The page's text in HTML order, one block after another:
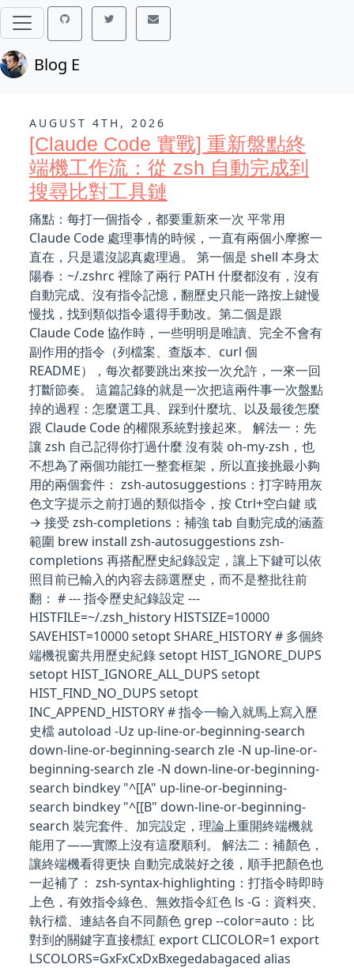
Blog E
AUGUST 4TH, 2026
[Claude Code 實戰] 重新盤點終
端機工作流：從 zsh 自動完成到
搜尋比對工具鏈
痛點：每打一個指令，都要重新來一次 平常用
Claude Code 處理事情的時候，一直有兩個小摩擦一
直在，只是還沒認真處理過。 第一個是 shell 本身太
陽春：~/.zshrc 裡除了兩行 PATH 什麼都沒有，沒有
自動完成、沒有指令記憶，翻歷史只能一路按上鍵慢
慢找，找到類似指令還得手動改。第二個是跟
Claude Code 協作時，一些明明是唯讀、完全不會有
副作用的指令（列檔案、查版本、curl 個
README），每次都要跳出來按一次允許，一來一回
打斷節奏。 這篇記錄的就是一次把這兩件事一次盤點
掉的過程：怎麼選工具、踩到什麼坑、以及最後怎麼
跟 Claude Code 的權限系統對接起來。 解法一：先
讓 zsh 自己記得你打過什麼 沒有裝 oh-my-zsh，也
不想為了兩個功能扛一整套框架，所以直接挑最小夠
用的兩個套件： zsh-autosuggestions：打字時用灰
色文字提示之前打過的類似指令，按 Ctrl+空白鍵 或
→ 接受 zsh-completions：補強 tab 自動完成的涵蓋
範圍 brew install zsh-autosuggestions zsh-
completions 再搭配歷史紀錄設定，讓上下鍵可以依
照目前已輸入的內容去篩選歷史，而不是整批往前
翻： # --- 指令歷史紀錄設定 ---
HISTFILE=~/.zsh_history HISTSIZE=10000
SAVEHIST=10000 setopt SHARE_HISTORY # 多個終
端機視窗共用歷史紀錄 setopt HIST_IGNORE_DUPS
setopt HIST_IGNORE_ALL_DUPS setopt
HIST_FIND_NO_DUPS setopt
INC_APPEND_HISTORY # 指令一輸入就馬上寫入歷
史檔 autoload -Uz up-line-or-beginning-search
down-line-or-beginning-search zle -N up-line-or-
beginning-search zle -N down-line-or-beginning-
search bindkey "^[[A" up-line-or-beginning-
search bindkey "^[[B" down-line-or-beginning-
search 裝完套件、加完設定，理論上重開終端機就
能用了——實際上沒有這麼順利。 解法二：補顏色，
讓終端機看得更快 自動完成裝好之後，順手把顏色也
一起補了： zsh-syntax-highlighting：打指令時即時
上色，有效指令綠色、無效指令紅色 ls -G：資料夾、
執行檔、連結各自不同顏色 grep --color=auto：比
對到的關鍵字直接標紅 export CLICOLOR=1 export
LSCOLORS=GxFxCxDxBxegedabagaced alias